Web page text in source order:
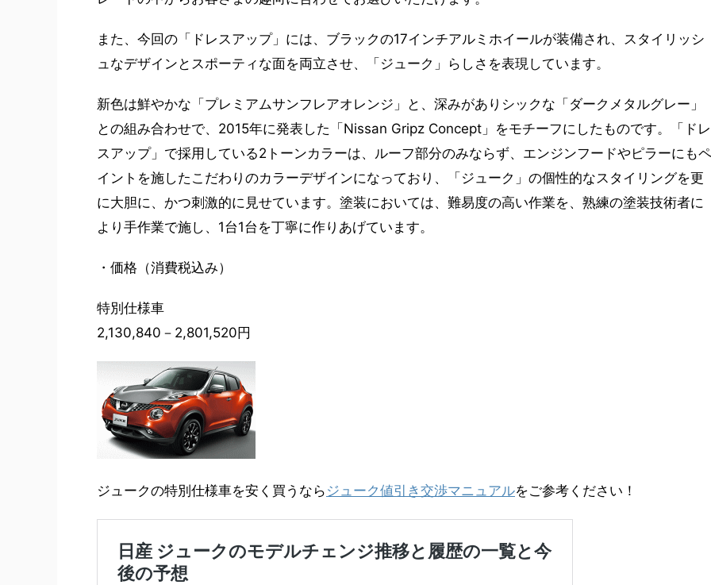
また、今回の「ドレスアップ」には、ブラックの17インチアルミホイールが装備され、スタイリッシ
ュなデザインとスポーティな面を両立させ、「ジューク」らしさを表現しています。
新色は鮮やかな「プレミアムサンフレアオレンジ」と、深みがありシックな「ダークメタルグレー」
との組み合わせで、2015年に発表した「Nissan Gripz Concept」をモチーフにしたものです。「ドレ
スアップ」で採用している2トーンカラーは、ルーフ部分のみならず、エンジンフードやピラーにもペ
イントを施したこだわりのカラーデザインになっており、「ジューク」の個性的なスタイリングを更
に大胆に、かつ刺激的に見せています。塗装においては、難易度の高い作業を、熟練の塗装技術者に
より手作業で施し、1台1台を丁寧に作りあげています。
・価格（消費税込み）
特別仕様車
2,130,840－2,801,520円
ジュークの特別仕様車を安く買うなら ジューク値引き交渉マニュアルをご参考ください！